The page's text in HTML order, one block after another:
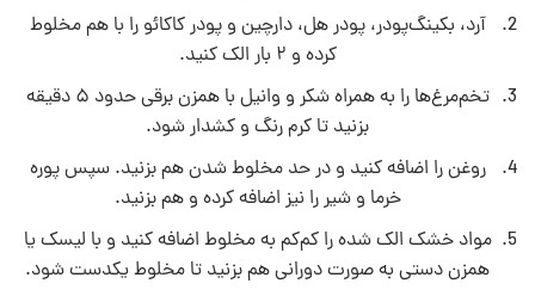
آرد، بکینگ‌پودر، پودر هل، دارچین و پودر کاکائو را با هم مخلوط
کرده و ۲ بار الک کنید.
تخم‌مرغ‌ها را به همراه شکر و وانیل با همزن برقی حدود ۵ دقیقه
بزنید تا کرم‌ رنگ و کشدار شود.
روغن را اضافه کنید و در حد مخلوط شدن هم بزنید. سپس پوره
خرما و شیر را نیز اضافه کرده و هم بزنید.
مواد خشک الک شده را کم‌کم به مخلوط اضافه کنید و با لیسک یا
همزن دستی به صورت دورانی هم بزنید تا مخلوط یکدست شود.